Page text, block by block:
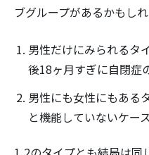
ブグループがあるかもし
男性だけにみられるタ
後18ヶ月すぎに自閉症
男性にも女性にもある
と機能していないケー